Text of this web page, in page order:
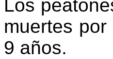
Los
muertes
9 años.